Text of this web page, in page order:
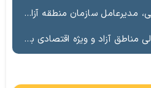
آزاد ماکو، به مناسبت ۱۷ مرداد؛ روز خبرنگار
و ویژه اقتصادی به مناسبت روز خبرنگار